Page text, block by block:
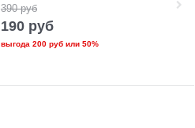
390 руб
190 руб
выгода 200 рубили 50%